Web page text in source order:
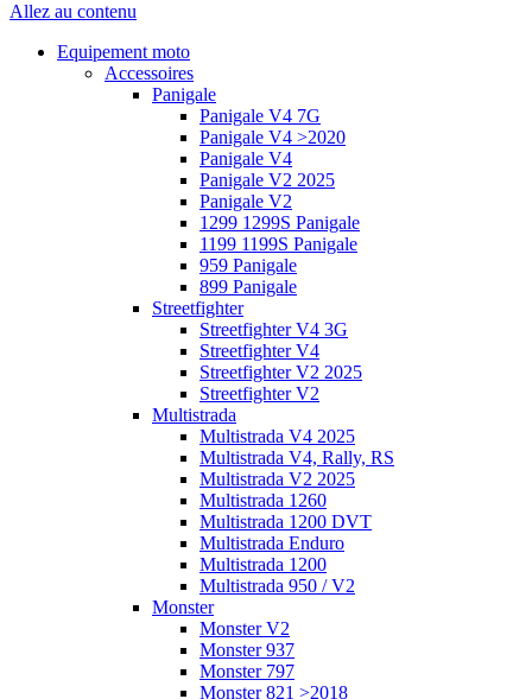
Allez au contenu
Equipement moto
Accessoires
Panigale
Panigale V4 7G
Panigale V4 >2020
Panigale V4
Panigale V2 2025
Panigale V2
1299 1299S Panigale
1199 1199S Panigale
959 Panigale
899 Panigale
Streetfighter
Streetfighter V4 3G
Streetfighter V4
Streetfighter V2 2025
Streetfighter V2
Multistrada
Multistrada V4 2025
Multistrada V4, Rally, RS
Multistrada V2 2025
Multistrada 1260
Multistrada 1200 DVT
Multistrada Enduro
Multistrada 1200
Multistrada 950 / V2
Monster
Monster V2
Monster 937
Monster 797
Monster 821 >2018